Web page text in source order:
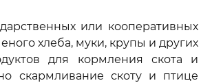
или кооперативных
хлеба, муки, крупы и других
для кормления скота и
скармливание скоту и птице